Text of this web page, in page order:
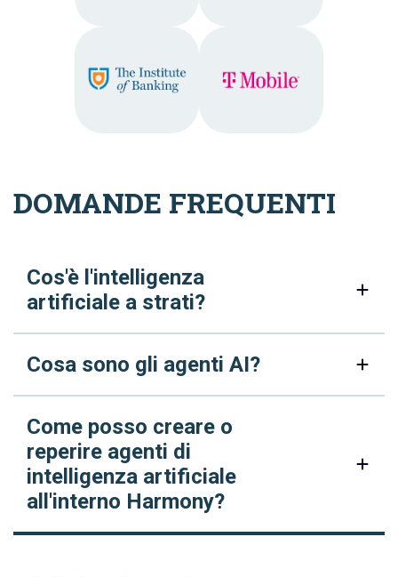
DOMANDE FREQUENTI
Cos'è l'intelligenza
artificiale a strati?
Cosa sono gli agenti AI?
Come posso creare o
reperire agenti di
intelligenza artificiale
all'interno Harmony?